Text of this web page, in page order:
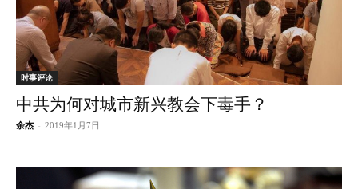
时事评论
中共为何对城市新兴教会下毒手？
余杰 - 2019年1月7日